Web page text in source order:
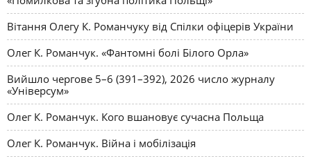
Вітання Олегу К. Романчуку від Спілки офіцерів України
Олег К. Романчук. «Фантомні болі Білого Орла»
Вийшло чергове 5–6 (391–392), 2026 число журналу
«Універсум»
Олег К. Романчук. Кого вшановує сучасна Польща
Олег К. Романчук. Війна і мобілізація